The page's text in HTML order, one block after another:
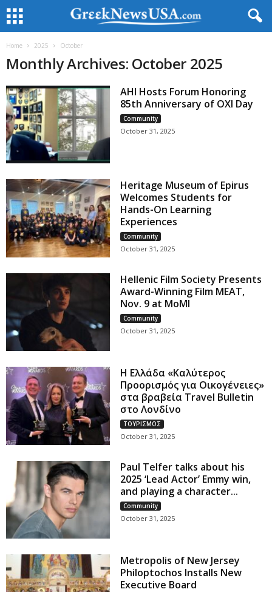
Home 2025 October
Monthly Archives: October 2025
AHI Hosts Forum Honoring
85th Anniversary of OXI Day
Community
October 31, 2025
Heritage Museum of Epirus
Welcomes Students for
Hands-On Learning
Experiences
Community
October 31, 2025
Hellenic Film Society Presents
Award-Winning Film MEAT,
Nov. 9 at MoMI
Community
October 31, 2025
Η Ελλάδα «Καλύτερος
Προορισμός για Οικογένειες»
στα βραβεία Travel Bulletin
στο Λονδίνο
ΤΟΥΡΙΣΜΟΣ
October 31, 2025
Paul Telfer talks about his
2025 ‘Lead Actor’ Emmy win,
and playing a character...
Community
October 31, 2025
Metropolis of New Jersey
Philoptochos Installs New
Executive Board